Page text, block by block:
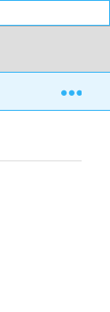
Теореми про